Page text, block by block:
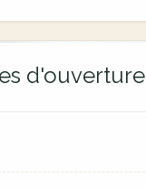
d'ouverture